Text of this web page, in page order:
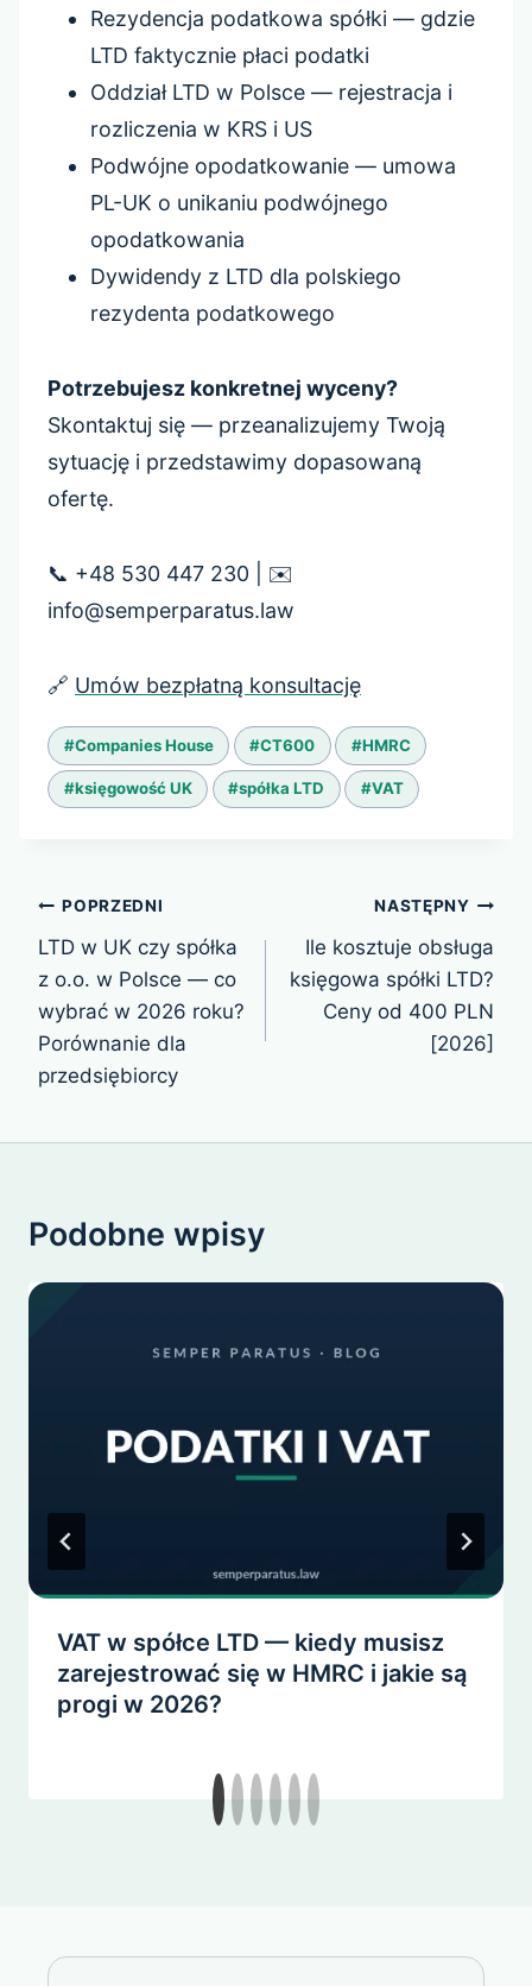
Rezydencja podatkowa spółki — gdzie
LTD faktycznie płaci podatki
Oddział LTD w Polsce — rejestracja i
rozliczenia w KRS i US
Podwójne opodatkowanie — umowa
PL-UK o unikaniu podwójnego
opodatkowania
Dywidendy z LTD dla polskiego
rezydenta podatkowego
Potrzebujesz konkretnej wyceny?
Skontaktuj się — przeanalizujemy Twoją
sytuację i przedstawimy dopasowaną
ofertę.
📞 +48 530 447 230 | ✉️
info@semperparatus.law
🔗 Umów bezpłatną konsultację
Tagi
wpisu:
#Companies House #CT600 #HMRC
#księgowość UK #spółka LTD #VAT
Nawigacja
wpisu
POPRZEDNI
LTD w UK czy spółka
z o.o. w Polsce — co
wybrać w 2026 roku?
Porównanie dla
przedsiębiorcy
NASTĘPNY
Ile kosztuje obsługa
księgowa spółki LTD?
Ceny od 400 PLN
[2026]
Podobne wpisy
VAT w spółce LTD — kiedy musisz
zarejestrować się w HMRC i jakie są
progi w 2026?